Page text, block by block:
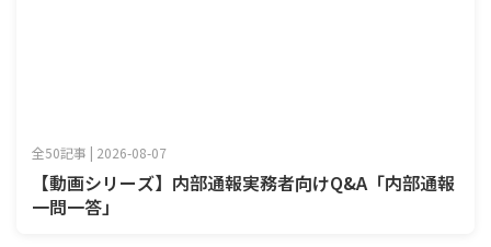
全50記事 | 2026-08-07
【動画シリーズ】内部通報実務者向けQ&A「内部通報
一問一答」